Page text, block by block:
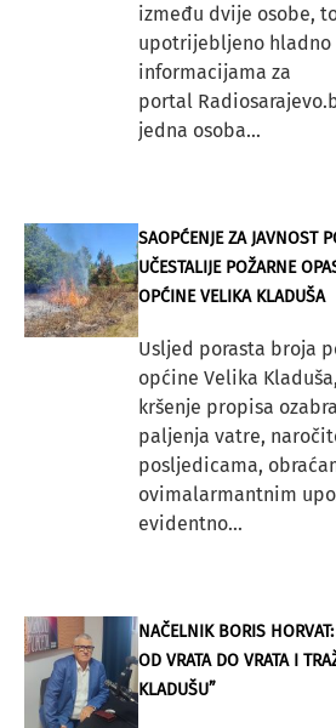
između dvije osobe,
upotrijebljeno hladno
informacijama za
portal
jedna osoba...
SAOPĆENJE ZA JAVNOST
UČESTALIJE POŽARNE
OPĆINE VELIKA KLADUŠA
Usljed porasta broja
općine Velika
kršenje propisa
paljenja vatre,
posljedicama,
ovimalarmantnim
evidentno...
NAČELNIK BORIS
OD VRATA DO VRATA I
KLADUŠU”